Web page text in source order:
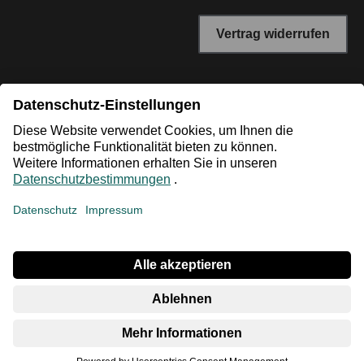
Vertrag widerrufen
*Niedrigster Gesamtpreis der letzten 30 Tage vor der